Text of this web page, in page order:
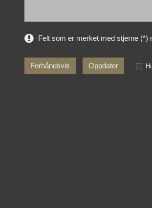
Felt som er merket med stjerne (*)